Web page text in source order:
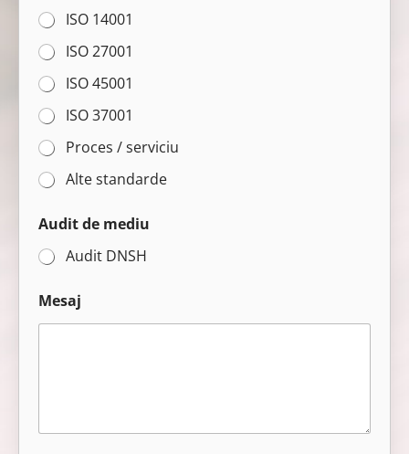
ISO 14001
ISO 27001
ISO 45001
ISO 37001
Proces / serviciu
Alte standarde
Audit de mediu
Audit DNSH
Mesaj